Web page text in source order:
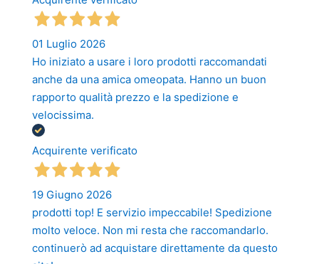
01 Luglio 2026
Ho iniziato a usare i loro prodotti raccomandati
anche da una amica omeopata. Hanno un buon
rapporto qualità prezzo e la spedizione e
velocissima.
Acquirente verificato
19 Giugno 2026
prodotti top! E servizio impeccabile! Spedizione
molto veloce. Non mi resta che raccomandarlo.
continuerò ad acquistare direttamente da questo